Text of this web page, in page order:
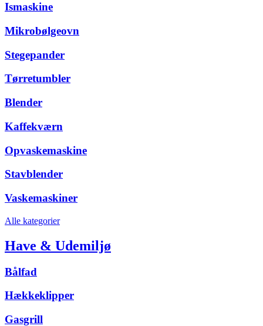
Ismaskine
Mikrobølgeovn
Stegepander
Tørretumbler
Blender
Kaffekværn
Opvaskemaskine
Stavblender
Vaskemaskiner
Alle kategorier
Have & Udemiljø
Bålfad
Hækkeklipper
Gasgrill